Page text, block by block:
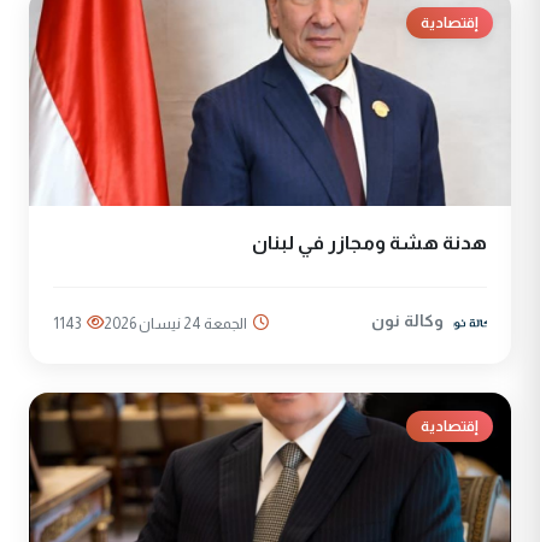
إقتصادية
هدنة هشة ومجازر في لبنان
وكالة نون الجمعة 24 نيسان 2026 1143
إقتصادية